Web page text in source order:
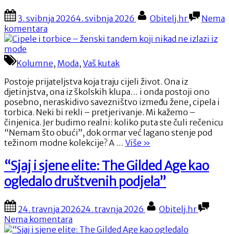
suha
i
bez
sjaja?“
Posted
on
3. svibnja 20264. svibnja 2026 By
Obitelj.hr
Nema
komentara
Cipele
torbice
–
ženski
tandem
koji
nikad
ne
izlazi
iz
Kolumne, Moda, Vaš kutak
Postoje prijateljstva koja traju cijeli život. Ona iz
djetinjstva, ona iz školskih klupa… i onda postoji ono
posebno, neraskidivo savezništvo između žene, cipela i
torbica. Neki bi rekli – pretjerivanje. Mi kažemo –
činjenica. Jer budimo realni: koliko puta ste čuli rečenicu
“Nemam što obući”, dok ormar već lagano stenje pod
težinom modne kolekcije? A … Više “Cipele
torbice
–
ženski
koji
nikad
»
“Sjaj i sjene elite: The Gilded Age kao
ogledalo društvenih podjela”
Posted
on
24. travnja 202624. travnja 2026 By
Obitelj.hr
Nema komentara
“Sjaj